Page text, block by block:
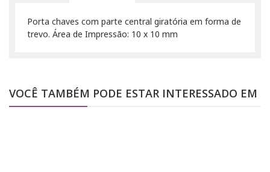
Porta chaves com parte central giratória em forma de
trevo. Área de Impressão: 10 x 10 mm
VOCÊ TAMBÉM PODE ESTAR INTERESSADO EM